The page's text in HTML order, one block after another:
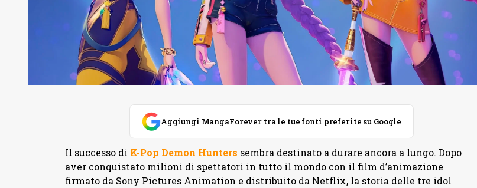
Aggiungi MangaForever tra le tue fonti preferite su Google
Il successo di K-Pop Demon Hunters sembra destinato a durare ancora a lungo. Dopo
aver conquistato milioni di spettatori in tutto il mondo con il film d’animazione
firmato da Sony Pictures Animation e distribuito da Netflix, la storia delle tre idol